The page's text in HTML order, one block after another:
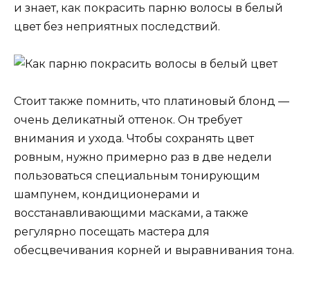
и знает, как покрасить парню волосы в белый
цвет без неприятных последствий.
Стоит также помнить, что платиновый блонд —
очень деликатный оттенок. Он требует
внимания и ухода. Чтобы сохранять цвет
ровным, нужно примерно раз в две недели
пользоваться специальным тонирующим
шампунем, кондиционерами и
восстанавливающими масками, а также
регулярно посещать мастера для
обесцвечивания корней и выравнивания тона.